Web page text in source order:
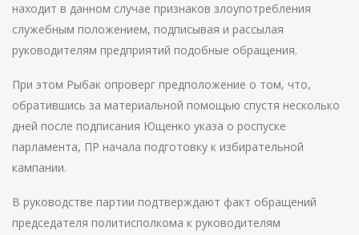
находит в данном случае признаков злоупотребления
служебным положением, подписывая и рассылая
руководителям предприятий подобные обращения.
При этом Рыбак опроверг предположение о том, что,
обратившись за материальной помощью спустя несколько
дней после подписания Ющенко указа о роспуске
парламента, ПР начала подготовку к избирательной
кампании.
В руководстве партии подтверждают факт обращений
председателя политисполкома к руководителям